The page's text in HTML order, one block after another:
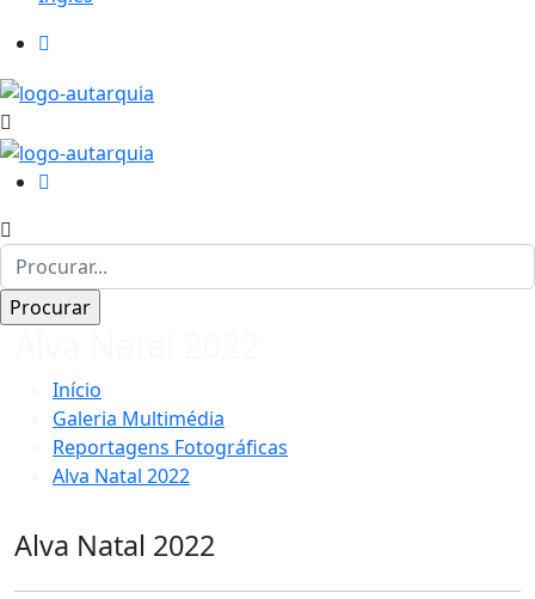
Início
Galeria Multimédia
Reportagens Fotográficas
Alva Natal 2022
Alva Natal 2022